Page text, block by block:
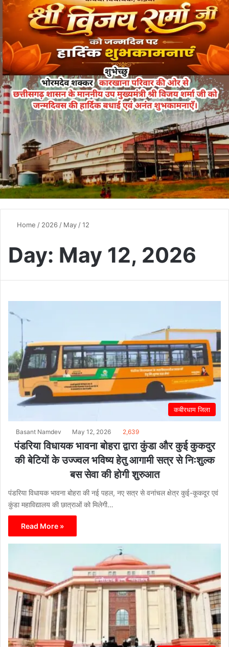
Home / 2026/ May/12
Day: May 12, 2026
कबीरधाम जिला
Basant Namdev May 12, 2026 2,639
पंडरिया विधायक भावना बोहरा द्वारा कुंडा और कुई कुकदुर
की बेटियों के उज्ज्वल भविष्य हेतु आगामी सत्र से निःशुल्क
बस सेवा की होगी शुरुआत
पंडरिया विधायक भावना बोहरा की नई पहल, नए सत्र से वनांचल क्षेत्र कुई-कूकदूर एवं
कुंडा महाविद्यालय की छात्राओं को मिलेगी…
Read More »